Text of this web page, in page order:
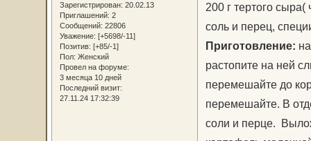
Зарегистрирован: 20.02.13
Приглашений: 2
Сообщений: 22806
Уважение: [+5698/-11]
Позитив: [+85/-1]
Пол: Женский
Провел на форуме:
3 месяца 10 дней
Последний визит:
27.11.24 17:32:39
200 г тертого
соль и перец,
Приготовление:
растопите на ней
перемешайте до
перемешайте. В
соли и перце.